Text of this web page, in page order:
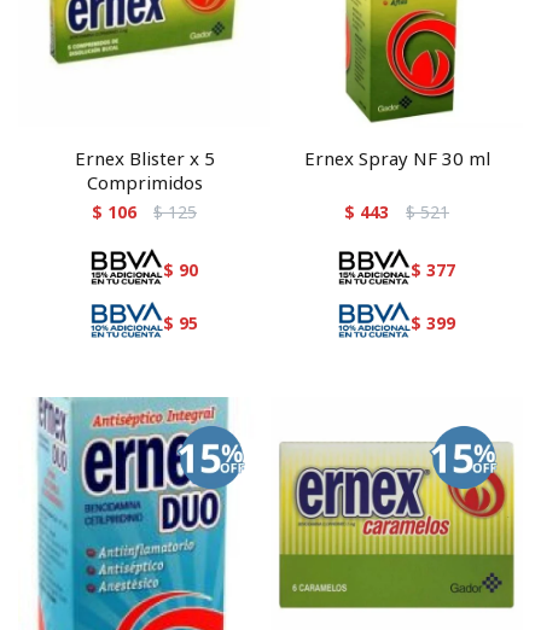
Ernex Blister x 5
Comprimidos
$ 106 $ 125
$ 90
$ 95
Ernex Spray NF 30 ml
$ 443 $ 521
$ 377
$ 399